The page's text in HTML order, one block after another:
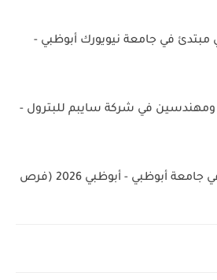
في جامعة نيويورك أبوظبي -
في شركة سايبم للبترول -
مطلوب موظفين في جامعة أبوظبي - أبوظبي 2026 (فرص